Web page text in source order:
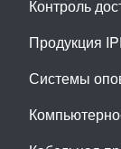
Контроль
Продукция
Системы